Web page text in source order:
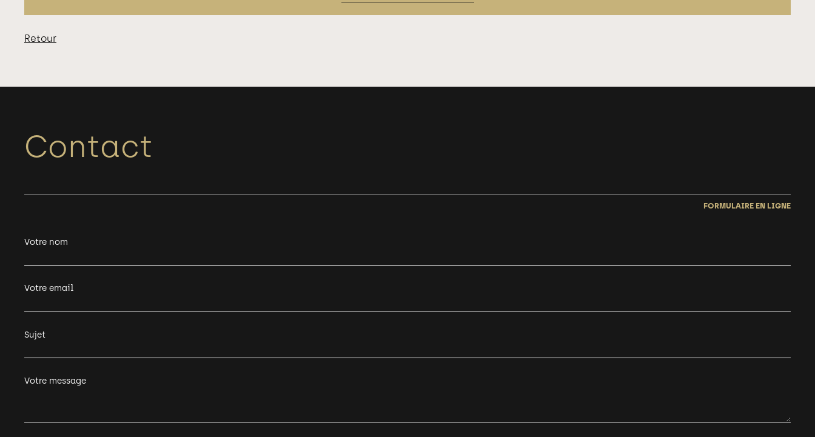
Retour
Contact
FORMULAIRE EN LIGNE
Votre nom
Votre email
Sujet
Votre message